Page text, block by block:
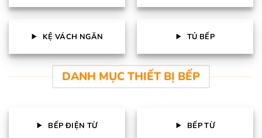
KỆ VÁCH NGĂN TỦ BẾP
DANH MỤC THIẾT BỊ BẾP
BẾP ĐIỆN TỪ BẾP TỪ